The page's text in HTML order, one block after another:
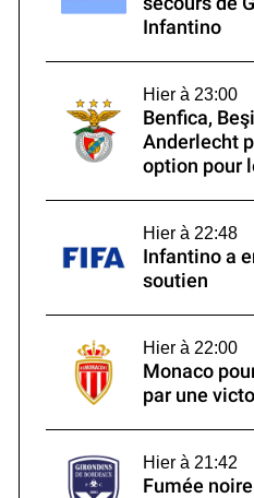
Infantino
Hier à 23:00
Benfica,
Anderlecht
option pour
Hier à 22:48
Infantino a
soutien
Hier à 22:00
Monaco
par une
Hier à 21:42
Fumée